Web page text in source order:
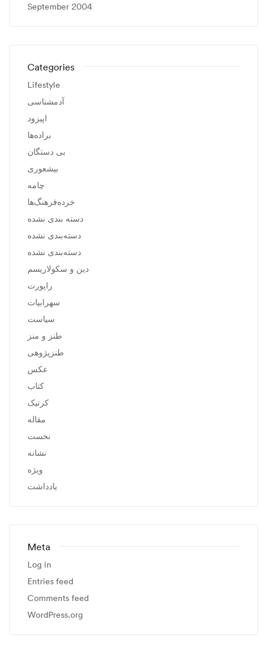
September 2004
Categories
Lifestyle
آدمشناسی
اپیزود
براده‌ها
بی دستگان
بیشعوری
چامه
خرده‌فرهنگ‌ها
دسته بندی نشده
دسته‌بندی نشده
دسته‌بندی نشده
دین و سکولاریسم
راپورت
سهرابیات
سیاست
طنز و منز
طنزپژوهی
عکس
کتاب
کرتیک
مقاله
نخست
نشانه
ویژه
یادداشت
Meta
Log in
Entries feed
Comments feed
WordPress.org